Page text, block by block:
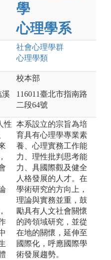
學
心理學系
社會心理學群
心理學類
溪
校本部
116011臺北市指南路
二段64號
性 本系設立的宗旨為培
育具有心理學專業素
養、心理實務工作能
力、理性批判思考能
力、具國際觀及健全
人格發展的人才。在
學術研究的方向上，
理論與實務並重，鼓
勵具有人文社會關懷
的跨領域研究，並從
在地的關懷，延伸至
國際化，呼應國際學
術發展趨勢。